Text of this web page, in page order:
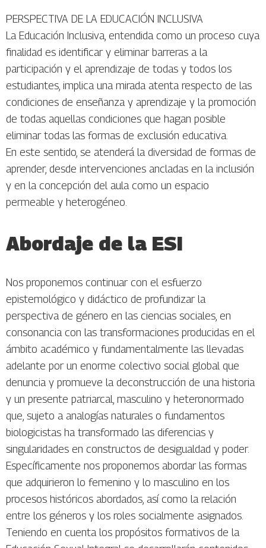
PERSPECTIVA DE LA EDUCACIÓN INCLUSIVA
La Educación Inclusiva, entendida como un proceso cuya
finalidad es identificar y eliminar barreras a la
participación y el aprendizaje de todas y todos los
estudiantes, implica una mirada atenta respecto de las
condiciones de enseñanza y aprendizaje y la promoción
de todas aquellas condiciones que hagan posible
eliminar todas las formas de exclusión educativa.
En este sentido, se atenderá la diversidad de formas de
aprender, desde intervenciones ancladas en la inclusión
y en la concepción del aula como un espacio
permeable y heterogéneo.
Abordaje de la ESI
Nos proponemos continuar con el esfuerzo
epistemológico y didáctico de profundizar la
perspectiva de género en las ciencias sociales, en
consonancia con las transformaciones producidas en el
ámbito académico y fundamentalmente las llevadas
adelante por un enorme colectivo social global que
denuncia y promueve la deconstrucción de una historia
y un presente patriarcal, masculino y heteronormado
que, sujeto a analogías naturales o fundamentos
biologicistas ha transformado las diferencias y
singularidades en constructos de desigualdad y poder.
Específicamente nos proponemos abordar las formas
que adquirieron lo femenino y lo masculino en los
procesos históricos abordados, así como la relación
entre los géneros y los roles socialmente asignados.
Teniendo en cuenta los propósitos formativos de la